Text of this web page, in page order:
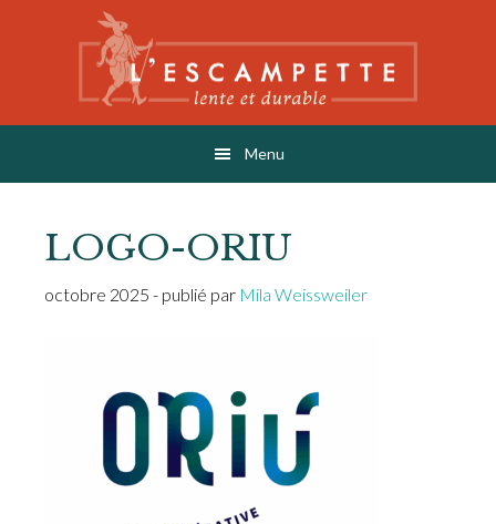
L'ESCAMPETTE
éditions lentes & durables
Menu
LOGO-ORIU
octobre 2025 - publié par Mila Weissweiler